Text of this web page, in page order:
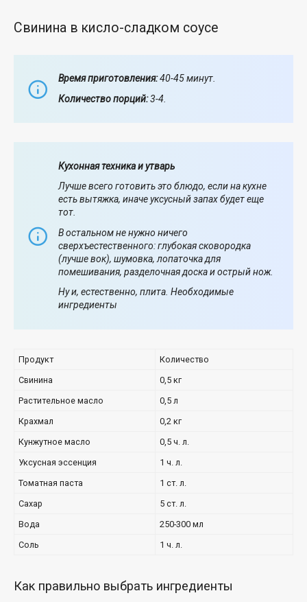
Свинина в кисло-сладком соусе
Время приготовления:40-45 минут.
Количество порций:3-4.
Кухонная техника и утварь
Лучше всего готовить это блюдо, если на кухне
есть вытяжка, иначе уксусный запах будет еще
тот.
В остальном не нужно ничего
сверхъестественного: глубокая сковородка
(лучше вок), шумовка, лопаточка для
помешивания, разделочная доска и острый нож.
Ну и, естественно, плита. Необходимые
ингредиенты
Продукт
Количество
Свинина
0,5 кг
Растительное масло
0,5 л
Крахмал
0,2 кг
Кунжутное масло
0,5 ч. л.
Уксусная эссенция
1 ч. л.
Томатная паста
1 ст. л.
Сахар
5 ст. л.
Вода
250-300 мл
Соль
1 ч. л.
Как правильно выбрать ингредиенты